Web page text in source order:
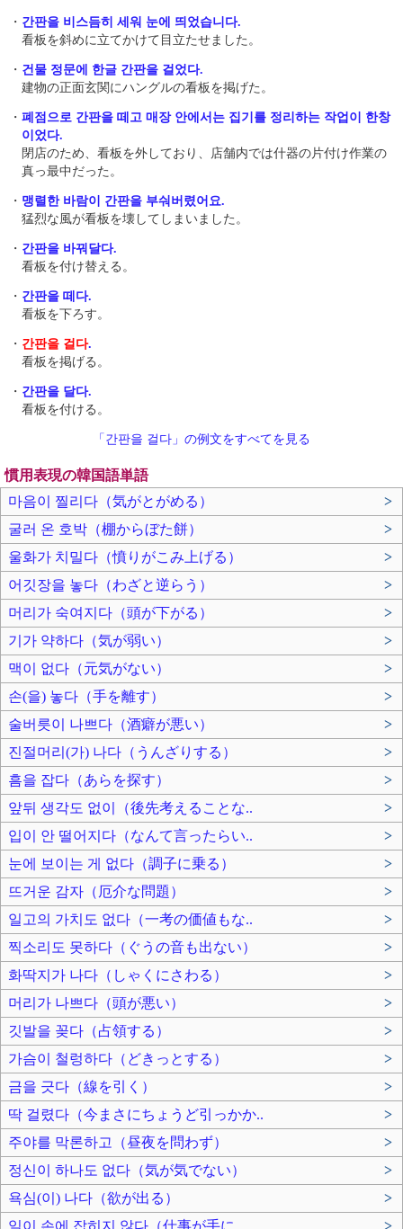
・ 간판을 비스듬히 세워 눈에 띄었습니다.
看板を斜めに立てかけて目立たせました。
・ 건물 정문에 한글 간판을 걸었다.
建物の正面玄関にハングルの看板を掲げた。
・ 폐점으로 간판을 떼고 매장 안에서는 집기를 정리하는 작업이 한창
이었다.
閉店のため、看板を外しており、店舗内では什器の片付け作業の
真っ最中だった。
・ 맹렬한 바람이 간판을 부숴버렸어요.
猛烈な風が看板を壊してしまいました。
・ 간판을 바꿔달다.
看板を付け替える。
・ 간판을 떼다.
看板を下ろす。
・ 간판을 걸다.
看板を掲げる。
・ 간판을 달다.
看板を付ける。
「간판을 걸다」の例文をすべてを見る
慣用表現の韓国語単語
마음이 찔리다（気がとがめる）
>
굴러 온 호박（棚からぼた餅）
>
울화가 치밀다（憤りがこみ上げる）
>
어깃장을 놓다（わざと逆らう）
>
머리가 숙여지다（頭が下がる）
>
기가 약하다（気が弱い）
>
맥이 없다（元気がない）
>
손(을) 놓다（手を離す）
>
술버릇이 나쁘다（酒癖が悪い）
>
진절머리(가) 나다（うんざりする）
>
흠을 잡다（あらを探す）
>
앞뒤 생각도 없이（後先考えることな..
>
입이 안 떨어지다（なんて言ったらい..
>
눈에 보이는 게 없다（調子に乗る）
>
뜨거운 감자（厄介な問題）
>
일고의 가치도 없다（一考の価値もな..
>
찍소리도 못하다（ぐうの音も出ない）
>
화딱지가 나다（しゃくにさわる）
>
머리가 나쁘다（頭が悪い）
>
깃발을 꽂다（占領する）
>
가슴이 철렁하다（どきっとする）
>
금을 긋다（線を引く）
>
딱 걸렸다（今まさにちょうど引っかか..
>
주야를 막론하고（昼夜を問わず）
>
정신이 하나도 없다（気が気でない）
>
욕심(이) 나다（欲が出る）
>
일이 손에 잡히지 않다（仕事が手に..
>